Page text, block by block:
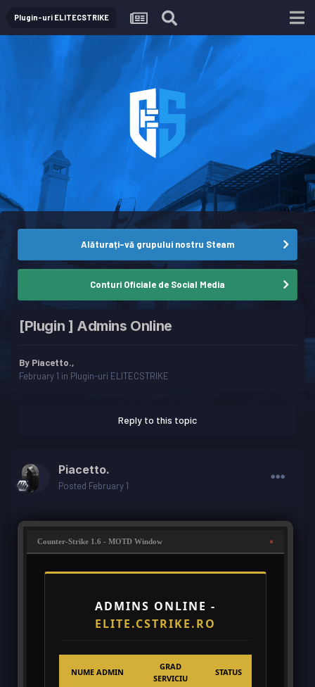
Plugin-uri ELITECSTRIKE
Alăturați-vă grupului nostru Steam
Conturi Oficiale de Social Media
[Plugin ] Admins Online
By Piacetto.,
February 1 in Plugin-uri ELITECSTRIKE
Reply to this topic
Piacetto.
Posted February 1
Counter-Strike 1.6 - MOTD Window ×
ADMINS ONLINE -
ELITE.CSTRIKE.RO
NUME ADMIN
GRAD
SERVICIU
STATUS